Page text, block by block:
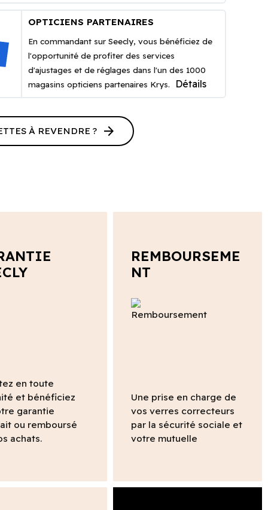
OPTICIENS PARTENAIRES
En commandant sur Seecly, vous bénéficiez de
l'opportunité de profiter des services
d'ajustages et de réglages dans l'un des 1000
magasins opticiens partenaires Krys.
Détails
À REVENDRE ? arrow_forward
en toute
et bénéficiez
garantie
ou remboursé
achats.
REMBOURSEME
NT
Une prise en charge de
vos verres correcteurs
par la sécurité sociale et
votre mutuelle